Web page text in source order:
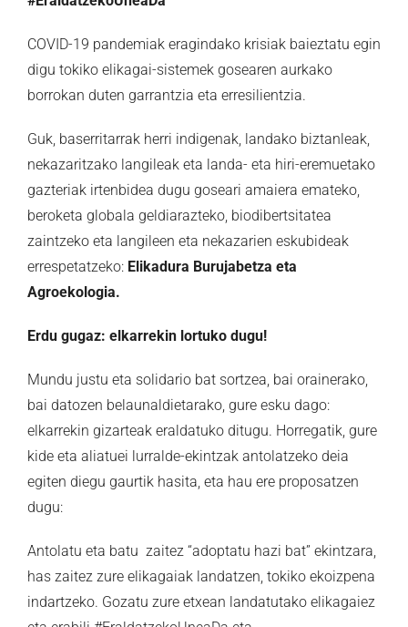
COVID-19 pandemiak eragindako krisiak baieztatu egin
digu tokiko elikagai-sistemek gosearen aurkako
borrokan duten garrantzia eta erresilientzia.
Guk, baserritarrak herri indigenak, landako biztanleak,
nekazaritzako langileak eta landa- eta hiri-eremuetako
gazteriak irtenbidea dugu goseari amaiera emateko,
beroketa globala geldiarazteko, biodibertsitatea
zaintzeko eta langileen eta nekazarien eskubideak
errespetatzeko: Elikadura Burujabetza eta
Agroekologia.
Erdu gugaz: elkarrekin lortuko dugu!
Mundu justu eta solidario bat sortzea, bai orainerako,
bai datozen belaunaldietarako, gure esku dago:
elkarrekin gizarteak eraldatuko ditugu. Horregatik, gure
kide eta aliatuei lurralde-ekintzak antolatzeko deia
egiten diegu gaurtik hasita, eta hau ere proposatzen
dugu:
Antolatu eta batu zaitez “adoptatu hazi bat” ekintzara,
has zaitez zure elikagaiak landatzen, tokiko ekoizpena
indartzeko. Gozatu zure etxean landatutako elikagaiez